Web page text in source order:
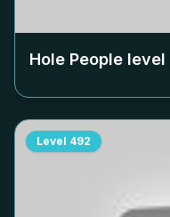
Hole People level
Level 492